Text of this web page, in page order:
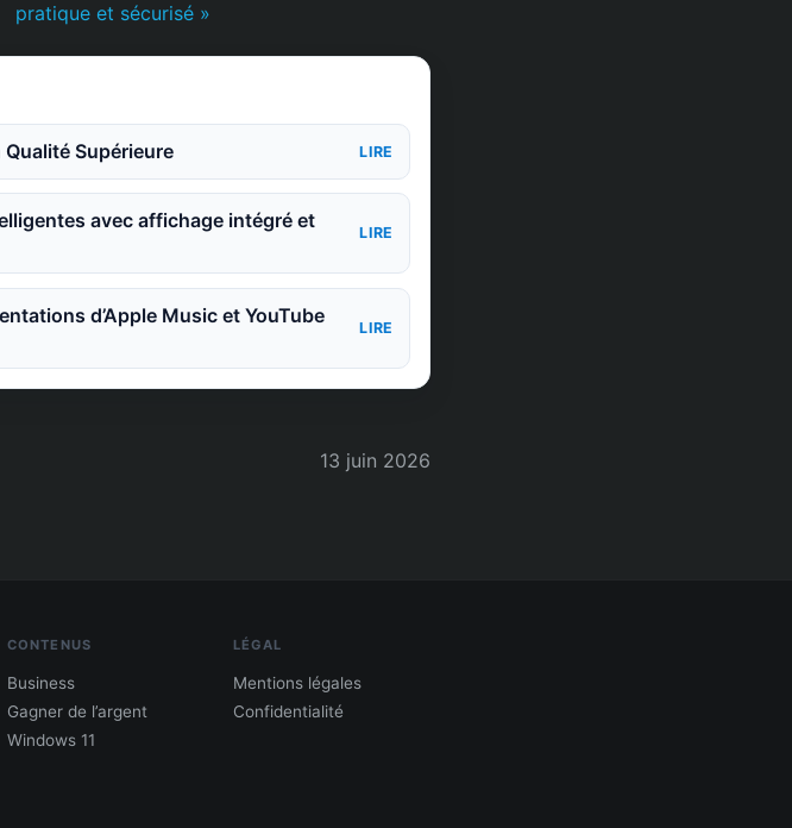
pratique et sécurisé »
Supérieure LIRE
avec affichage intégré et
LIRE
d’Apple Music et YouTube
LIRE
13 juin 2026
CONTENUS
Business
Gagner de l’argent
Windows 11
LÉGAL
Mentions légales
Confidentialité